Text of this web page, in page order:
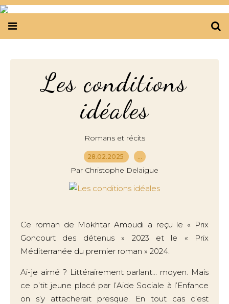
Les conditions
idéales
Romans et récits
28.02.2025 …
Par Christophe Delaigue
Ce roman de Mokhtar Amoudi a reçu le « Prix
Goncourt des détenus » 2023 et le « Prix
Méditerranée du premier roman » 2024.
Ai-je aimé ? Littérairement parlant… moyen. Mais
ce p’tit jeune placé par l’Aide Sociale à l’Enfance
on s’y attacherait presque. En tout cas c’est